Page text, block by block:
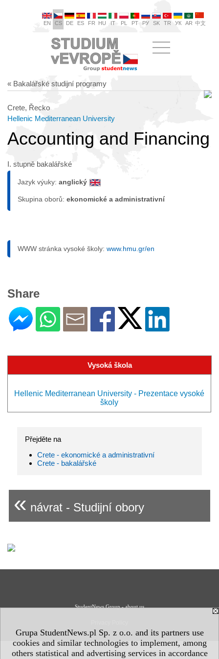
Grupa StudentNews.pl Sp. z o.o. and its partners use
cookies and similar technologies to implement, among
others statistical and advertising services in accordance
EN CS DE ES FR HU IT PL PT РУ SK TR УК AR 中文
« Bakalářské studijní programy
Crete, Řecko
Hellenic Mediterranean University
Accounting and Financing
I. stupně bakalářské
Jazyk výuky: anglický
Skupina oborů: ekonomické a administrativní
WWW stránka vysoké školy: www.hmu.gr/en
Share
Vysoká škola
Hellenic Mediterranean University - Prezentace vysoké
školy
Přejděte na
Crete - ekonomické a administrativní
Crete - bakalářské
« návrat - Studijní obory
StudentNews Group - about us